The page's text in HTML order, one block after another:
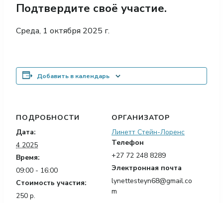
Подтвердите своё участие.
Среда, 1 октября 2025 г.
Добавить в календарь
ПОДРОБНОСТИ
Дата:
4 2025
Время:
09:00 - 16:00
Стоимость участия:
250 р.
ОРГАНИЗАТОР
Линетт Стейн-Лоренс
Телефон
+27 72 248 8289
Электронная почта
lynettesteyn68@gmail.co
m